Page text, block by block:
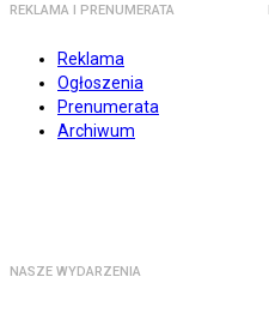
REKLAMA I PRENUMERATA
Reklama
Ogłoszenia
Prenumerata
Archiwum
NASZE WYDARZENIA